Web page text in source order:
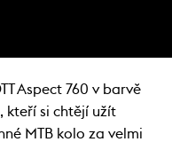
Aspect 760 v barvě
kteří si chtějí užít
MTB kolo za velmi